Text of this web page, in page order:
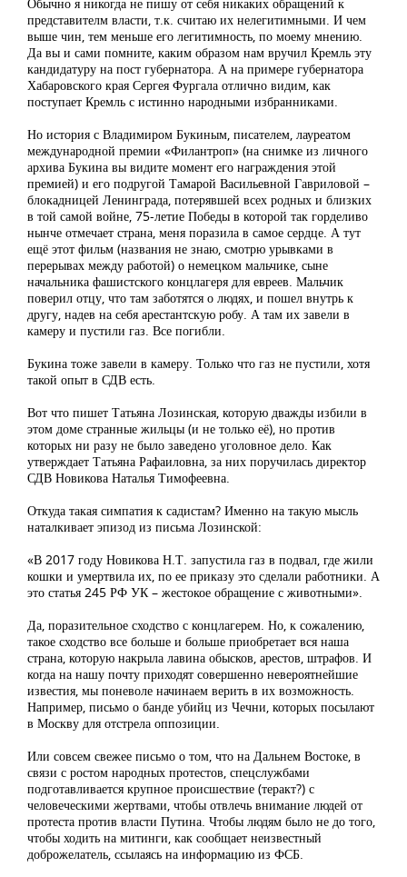
представителм власти, т.к. считаю их нелегитимными. И чем
выше чин, тем меньше его легитимность, по моему мнению.
Да вы и сами помните, каким образом нам вручил Кремль эту
кандидатуру на пост губернатора. А на примере губернатора
Хабаровского края Сергея Фургала отлично видим, как
поступает Кремль с истинно народными избранниками.
Но история с Владимиром Букиным, писателем, лауреатом
международной премии «Филантроп» (на снимке из личного
архива Букина вы видите момент его награждения этой
премией) и его подругой Тамарой Васильевной Гавриловой –
блокадницей Ленинграда, потерявшей всех родных и близких
в той самой войне, 75-летие Победы в которой так горделиво
нынче отмечает страна, меня поразила в самое сердце. А тут
ещё этот фильм (названия не знаю, смотрю урывками в
перерывах между работой) о немецком мальчике, сыне
начальника фашистского концлагеря для евреев. Мальчик
поверил отцу, что там заботятся о людях, и пошел внутрь к
другу, надев на себя арестантскую робу. А там их завели в
камеру и пустили газ. Все погибли.
Букина тоже завели в камеру. Только что газ не пустили, хотя
такой опыт в СДВ есть.
Вот что пишет Татьяна Лозинская, которую дважды избили в
этом доме странные жильцы (и не только её), но против
которых ни разу не было заведено уголовное дело. Как
утверждает Татьяна Рафаиловна, за них поручилась директор
СДВ Новикова Наталья Тимофеевна.
Откуда такая симпатия к садистам? Именно на такую мысль
наталкивает эпизод из письма Лозинской:
«В 2017 году Новикова Н.Т. запустила газ в подвал, где жили
кошки и умертвила их, по ее приказу это сделали работники. А
это статья 245 РФ УК – жестокое обращение с животными».
Да, поразительное сходство с концлагерем. Но, к сожалению,
такое сходство все больше и больше приобретает вся наша
страна, которую накрыла лавина обысков, арестов, штрафов. И
когда на нашу почту приходят совершенно невероятнейшие
известия, мы поневоле начинаем верить в их возможность.
Например, письмо о банде убийц из Чечни, которых посылают
в Москву для отстрела оппозиции.
Или совсем свежее письмо о том, что на Дальнем Востоке, в
связи с ростом народных протестов, спецслужбами
подготавливается крупное происшествие (теракт?) с
человеческими жертвами, чтобы отвлечь внимание людей от
протеста против власти Путина. Чтобы людям было не до того,
чтобы ходить на митинги, как сообщает неизвестный
доброжелатель, ссылаясь на информацию из ФСБ.